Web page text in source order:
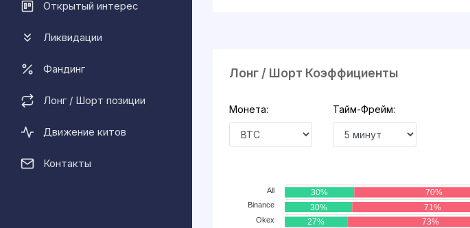
Открытый интерес
Ликвидации
Фандинг
Лонг / Шорт позиции
Движение китов
Контакты
Лонг / Шорт Коэффициенты
Монета: Тайм-Фрейм:
All
Binance
Okex
30%
30%
27%
70%
71%
73%